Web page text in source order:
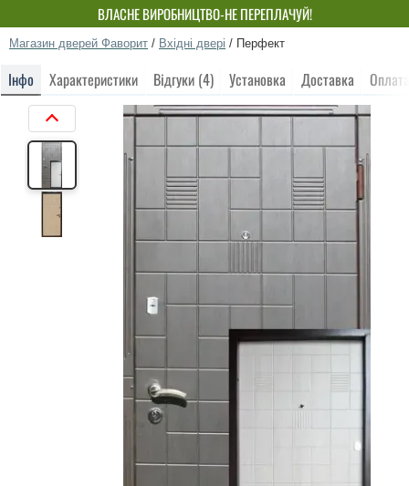
ВЛАСНЕ ВИРОБНИЦТВО-НЕ ПЕРЕПЛАЧУЙ!
Магазин дверей Фаворит / Вхідні двері / Перфект
Інфо Характеристики Відгуки (4) Установка Доставка Оплата